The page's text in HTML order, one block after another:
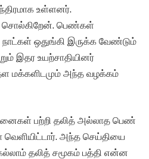
உள்ளனர்.
சொல்கிறேன். பெண்கள்
நாட்கள் ஒதுங்கி இருக்க வேண்டும்
இதர உயற்சாதியினர்
மக்களிடமும் அந்த வழக்கம்
பற்றி தலித் அல்லாத பெண்
வெளியிட்டார். அந்த செய்தியை
தலித் சமூகம் பத்தி என்ன